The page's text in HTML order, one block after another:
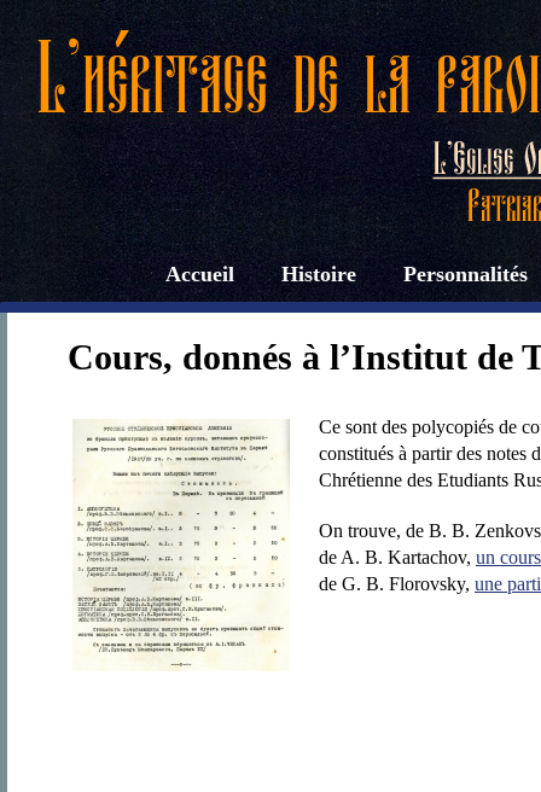
Accueil Histoire Personnalités
Cours, donnés à l’Institut de
Ce sont des polycopiés de
constitués à partir des notes
Chrétienne des Etudiants
On trouve, de B. B.
de A. B. Kartachov, un
de G. B. Florovsky, une